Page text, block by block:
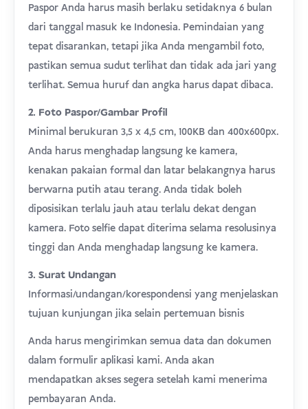
Paspor Anda harus masih berlaku setidaknya 6 bulan
dari tanggal masuk ke Indonesia. Pemindaian yang
tepat disarankan, tetapi jika Anda mengambil foto,
pastikan semua sudut terlihat dan tidak ada jari yang
terlihat. Semua huruf dan angka harus dapat dibaca.
2. Foto Paspor/Gambar Profil
Minimal berukuran 3,5 x 4,5 cm, 100KB dan 400x600px.
Anda harus menghadap langsung ke kamera,
kenakan pakaian formal dan latar belakangnya harus
berwarna putih atau terang. Anda tidak boleh
diposisikan terlalu jauh atau terlalu dekat dengan
kamera. Foto selfie dapat diterima selama resolusinya
tinggi dan Anda menghadap langsung ke kamera.
3. Surat Undangan
Informasi/undangan/korespondensi yang menjelaskan
tujuan kunjungan jika selain pertemuan bisnis
Anda harus mengirimkan semua data dan dokumen
dalam formulir aplikasi kami. Anda akan
mendapatkan akses segera setelah kami menerima
pembayaran Anda.